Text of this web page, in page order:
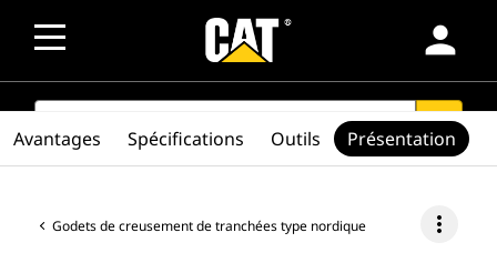
person
SEARCH search
Godets de creusement de tranchées type nordique more_vert
Avantages Spécifications Outils Présentation